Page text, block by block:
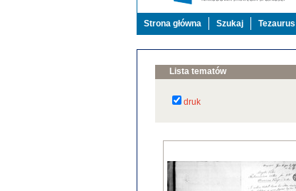
Strona główna Szukaj Tezaurus
Lista tematów
druk